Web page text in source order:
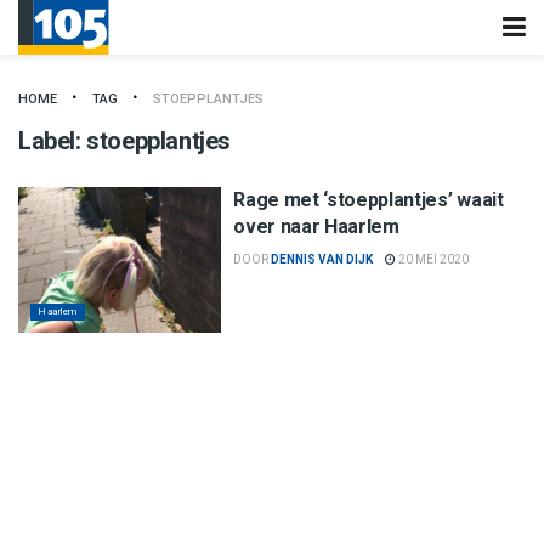
HOME TAG STOEPPLANTJES
Label:stoepplantjes
Haarlem
Rage met ‘stoepplantjes’ waait
over naar Haarlem
DOOR DENNIS VAN DIJK 20 MEI 2020